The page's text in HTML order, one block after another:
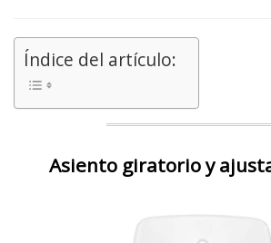
Índice del artículo:
Asiento giratorio y